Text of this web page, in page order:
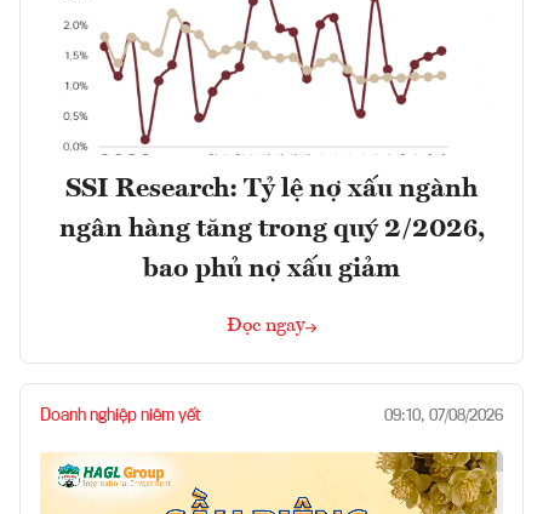
SSI Research: Tỷ lệ nợ xấu ngành
ngân hàng tăng trong quý 2/2026,
bao phủ nợ xấu giảm
Đọc ngay
Doanh nghiệp niêm yết 09:10, 07/08/2026